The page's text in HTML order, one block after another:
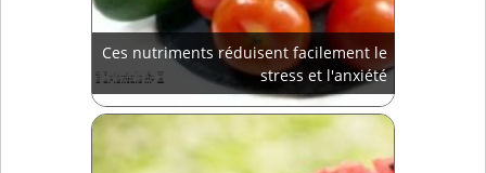
Ces nutriments réduisent facilement le
stress et l'anxiété